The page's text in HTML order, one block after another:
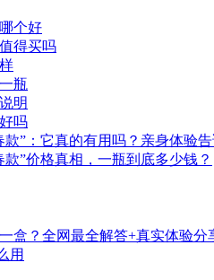
个好
得买吗
瓶
明
吗
”：它真的有用吗？亲身体验告
”价格真相，一瓶到底多少钱？
盒？全网最全解答+真实体验分
用